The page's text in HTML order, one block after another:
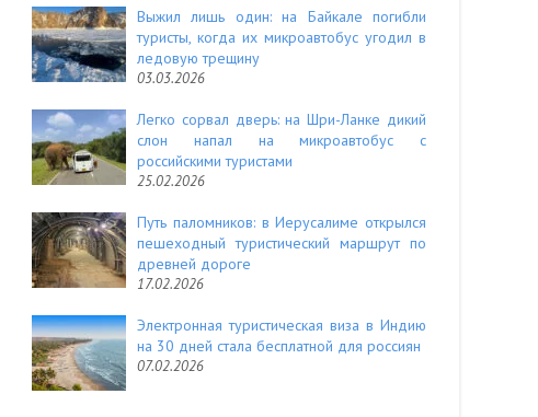
Выжил лишь один: на Байкале погибли
туристы, когда их микроавтобус угодил в
ледовую трещину
03.03.2026
Легко сорвал дверь: на Шри-Ланке дикий
слон напал на микроавтобус с
российскими туристами
25.02.2026
Путь паломников: в Иерусалиме открылся
пешеходный туристический маршрут по
древней дороге
17.02.2026
Электронная туристическая виза в Индию
на 30 дней стала бесплатной для россиян
07.02.2026